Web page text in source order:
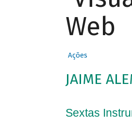
Web
Ações
JAIME
Sextas